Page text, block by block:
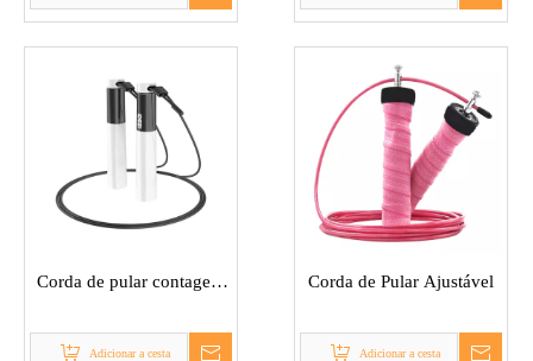
Corda de pular contagem
multifuncional
Adicionar a cesta
Corda de Pular Ajustável
Adicionar a cesta